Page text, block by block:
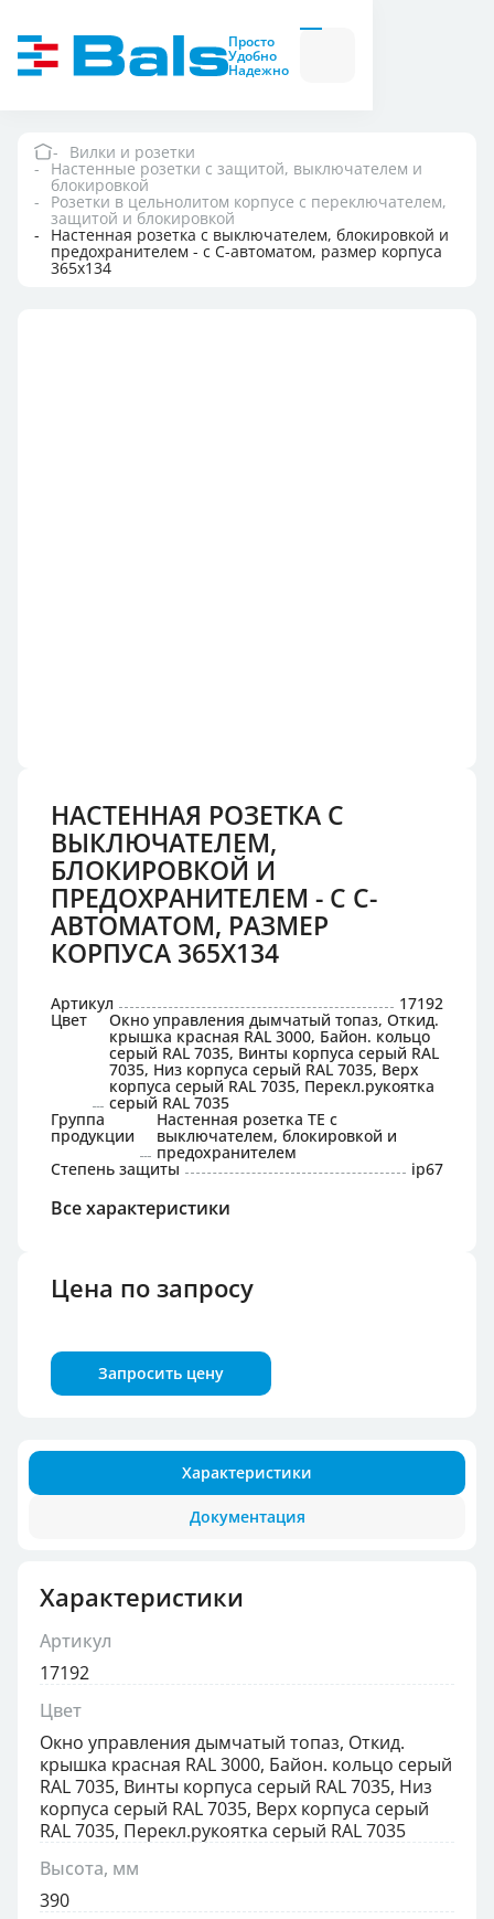
Просто
Удобно
Надежно
Вилки
и
розетки
модули
Вилки и розетки
Компания
Документация
Вилки и розетки
Настенные розетки с защитой, выключателем и
блокировкой
Розетки в цельнолитом корпусе с переключателем,
защитой и блокировкой
Настенная розетка с выключателем, блокировкой и
предохранителем - с С-автоматом, размер корпуса
365x134
НАСТЕННАЯ РОЗЕТКА С
ВЫКЛЮЧАТЕЛЕМ,
БЛОКИРОВКОЙ И
ПРЕДОХРАНИТЕЛЕМ - С С-
АВТОМАТОМ, РАЗМЕР
КОРПУСА 365X134
Артикул 17192
Цвет Окно управления дымчатый топаз, Откид.
крышка красная RAL 3000, Байон. кольцо
серый RAL 7035, Винты корпуса серый RAL
7035, Низ корпуса серый RAL 7035, Верх
корпуса серый RAL 7035, Перекл.рукоятка
серый RAL 7035
Группа
продукции
Настенная розетка TE с
выключателем, блокировкой и
предохранителем
Степень защиты ip67
Все характеристики
Цена по запросу
Запросить цену
Характеристики
Документация
Характеристики
Артикул
17192
Цвет
Окно управления дымчатый топаз, Откид.
крышка красная RAL 3000, Байон. кольцо серый
RAL 7035, Винты корпуса серый RAL 7035, Низ
корпуса серый RAL 7035, Верх корпуса серый
RAL 7035, Перекл.рукоятка серый RAL 7035
Высота, мм
390